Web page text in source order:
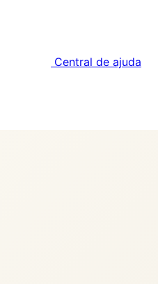
Central de ajuda